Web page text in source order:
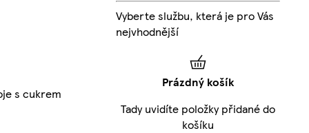
s cukrem
Vyberte službu, která je pro Vás
nejvhodnější
Prázdný košík
Tady uvidíte položky přidané do
košíku